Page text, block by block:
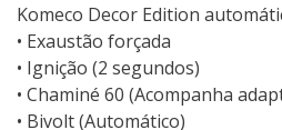
Komeco Decor Edition
• Exaustão forçada
• Ignição (2 segundos)
• Chaminé 60 (Acompanha
• Bivolt (Automático)